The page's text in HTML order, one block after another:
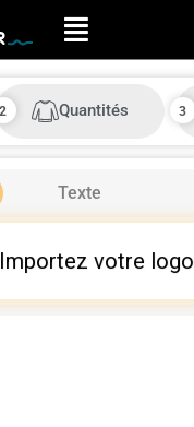
Quantités
Texte
Importez votre logo